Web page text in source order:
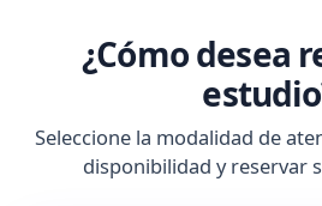
¿Cómo desea
Seleccione la modalidad de
disponibilidad y reservar